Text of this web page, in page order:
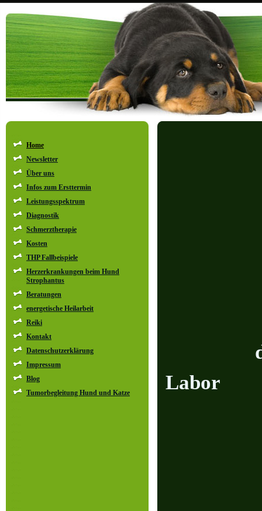
Home
Newsletter
Über uns
Infos zum Ersttermin
Leistungsspektrum
Diagnostik
Schmerztherapie
Kosten
THP Fallbeispiele
Herzerkrankungen beim Hund
Strophantus
Beratungen
energetische Heilarbeit
Reiki
Kontakt
Datenschutzerklärung
Impressum
Blog
Tumorbegleitung Hund und Katze
Labor